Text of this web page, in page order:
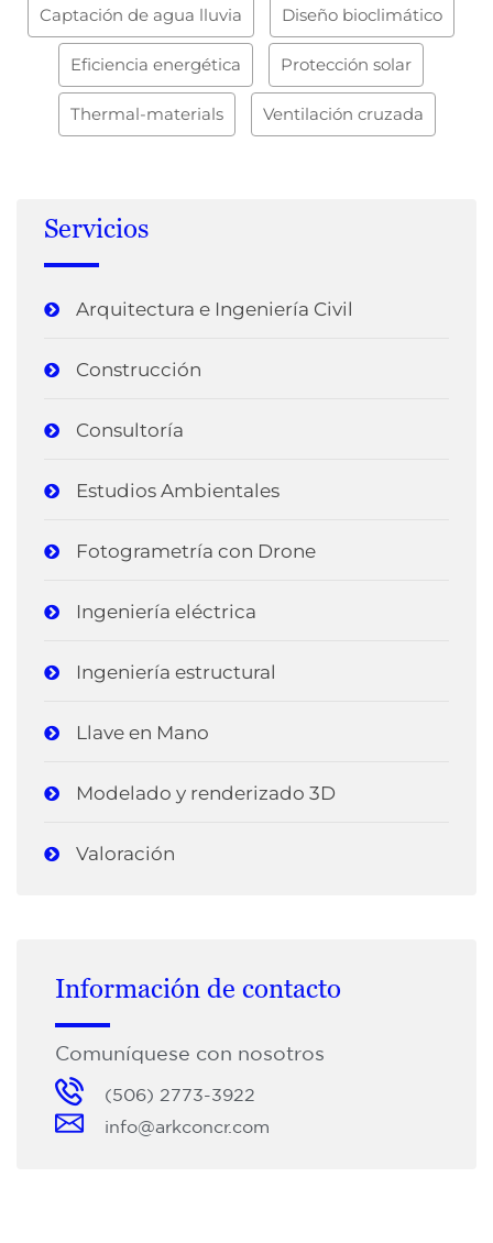
Captación de agua lluvia Diseño bioclimático
Eficiencia energética Protección solar
Thermal-materials Ventilación cruzada
Servicios
Arquitectura e Ingeniería Civil
Construcción
Consultoría
Estudios Ambientales
Fotogrametría con Drone
Ingeniería eléctrica
Ingeniería estructural
Llave en Mano
Modelado y renderizado 3D
Valoración
Información de contacto
Comuníquese con nosotros
(506) 2773-3922
info@arkconcr.com